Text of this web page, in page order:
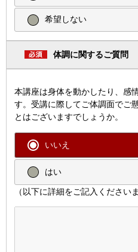
希望しない
体調に関するご質問
本講座は身体を動かしたり、感
す。受講に際してご体調面でご
とはございますでしょうか。
いいえ
はい
（以下に詳細をご記入くださいま